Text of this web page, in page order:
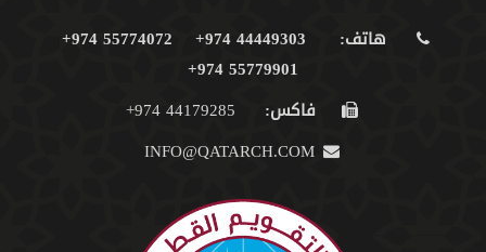
هاتف: 44449303 974+
55774072 974+
55779901 974+
فاكس: